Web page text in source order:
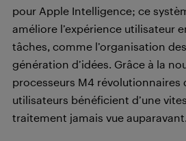
pour Apple Intelligence; ce
améliore l’expérience utilisateur
tâches, comme l’organisation
génération d’idées. Grâce à la
processeurs M4 révolutionnaires
utilisateurs bénéficient d’une
traitement jamais vue auparavant.